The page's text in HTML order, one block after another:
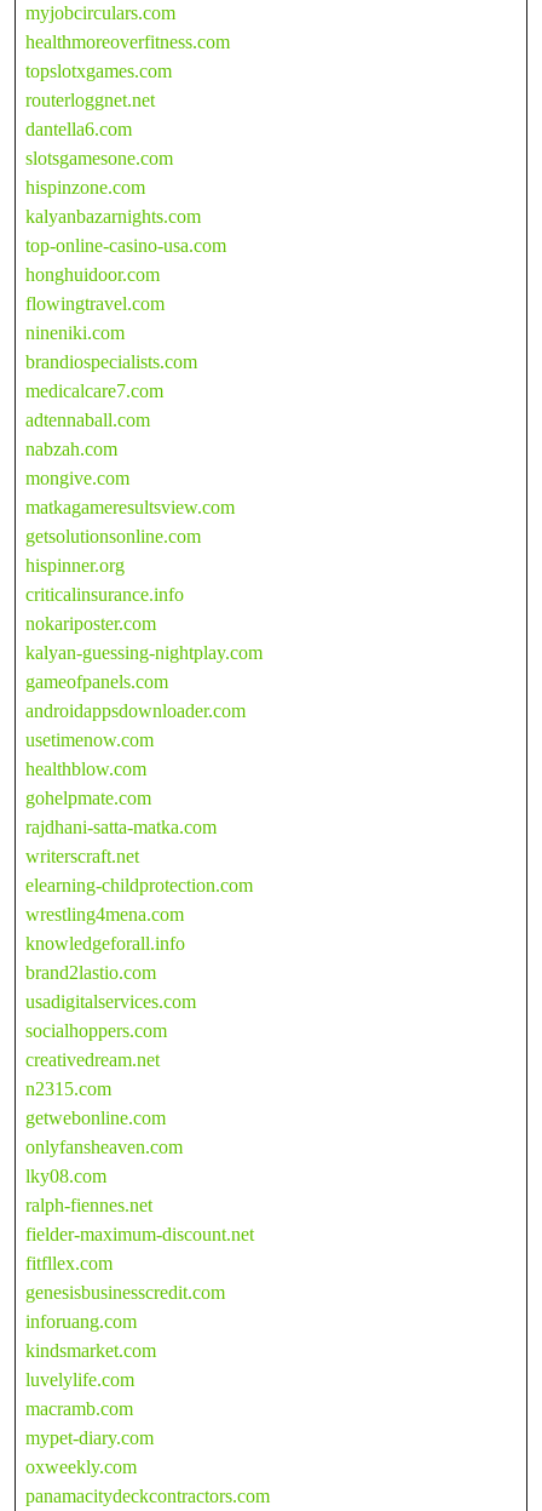
myjobcirculars.com
healthmoreoverfitness.com
topslotxgames.com
routerloggnet.net
dantella6.com
slotsgamesone.com
hispinzone.com
kalyanbazarnights.com
top-online-casino-usa.com
honghuidoor.com
flowingtravel.com
nineniki.com
brandiospecialists.com
medicalcare7.com
adtennaball.com
nabzah.com
mongive.com
matkagameresultsview.com
getsolutionsonline.com
hispinner.org
criticalinsurance.info
nokariposter.com
kalyan-guessing-nightplay.com
gameofpanels.com
androidappsdownloader.com
usetimenow.com
healthblow.com
gohelpmate.com
rajdhani-satta-matka.com
writerscraft.net
elearning-childprotection.com
wrestling4mena.com
knowledgeforall.info
brand2lastio.com
usadigitalservices.com
socialhoppers.com
creativedream.net
n2315.com
getwebonline.com
onlyfansheaven.com
lky08.com
ralph-fiennes.net
fielder-maximum-discount.net
fitfllex.com
genesisbusinesscredit.com
inforuang.com
kindsmarket.com
luvelylife.com
macramb.com
mypet-diary.com
oxweekly.com
panamacitydeckcontractors.com